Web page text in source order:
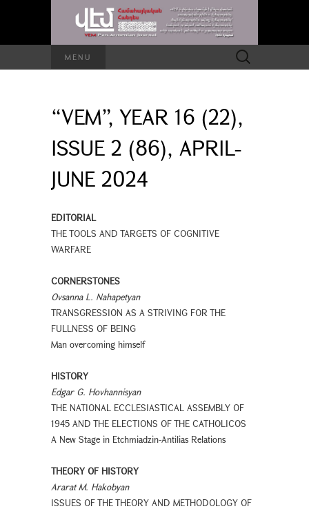
MENU
Search
for:
“VEM”, YEAR 16 (22),
ISSUE 2 (86), APRIL-
JUNE 2024
EDITORIAL
THE TOOLS AND TARGETS OF COGNITIVE
WARFARE
CORNERSTONES
Ovsanna L. Naհapetyan
TRANSGRESSION AS A STRIVING FOR THE
FULLNESS OF BEING
Man overcoming himself
HISTORY
Edgar G. Hovhannisyan
THE NATIONAL ECCLESIASTICAL ASSEMBLY OF
1945 AND THE ELECTIONS OF THE CATHOLICOS
A New Stage in Etchmiadzin-Antilias Relations
THEORY OF HISTORY
Ararat M. Hakobyan
ISSUES OF THE THEORY AND METHODOLOGY OF